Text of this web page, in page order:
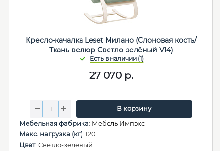
Кресло-качалка Leset Милано (Слоновая кость/
Ткань велюр Светло-зелёный V14)
27 070р.
В корзину
Мебельная фабрика: Мебель Импэкс
Макс. нагрузка (кг): 120
Цвет: Светло-зеленый